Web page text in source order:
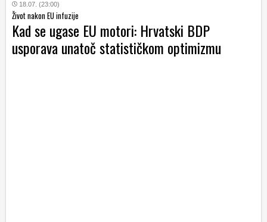
18.07. (23:00)
Život nakon EU infuzije
Kad se ugase EU motori: Hrvatski BDP
usporava unatoč statističkom optimizmu